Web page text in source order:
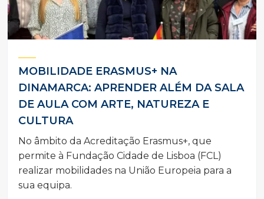
MOBILIDADE ERASMUS+ NA
DINAMARCA: APRENDER ALÉM DA SALA
DE AULA COM ARTE, NATUREZA E
CULTURA
No âmbito da Acreditação Erasmus+, que
permite à Fundação Cidade de Lisboa (FCL)
realizar mobilidades na União Europeia para a
sua equipa.